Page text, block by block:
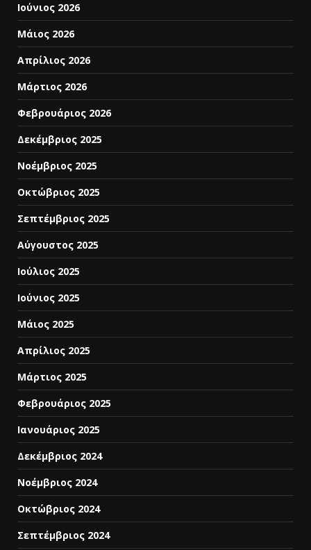
Ιούνιος 2026
Μάιος 2026
Απρίλιος 2026
Μάρτιος 2026
Φεβρουάριος 2026
Δεκέμβριος 2025
Νοέμβριος 2025
Οκτώβριος 2025
Σεπτέμβριος 2025
Αύγουστος 2025
Ιούλιος 2025
Ιούνιος 2025
Μάιος 2025
Απρίλιος 2025
Μάρτιος 2025
Φεβρουάριος 2025
Ιανουάριος 2025
Δεκέμβριος 2024
Νοέμβριος 2024
Οκτώβριος 2024
Σεπτέμβριος 2024